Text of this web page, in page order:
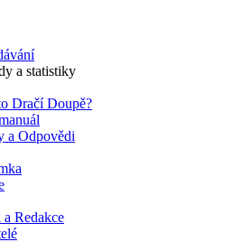
a statistiky
Dračí Doupě?
a Odpovědi
Redakce